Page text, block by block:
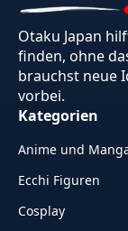
Otaku Japan
finden, ohne
brauchst neue
vorbei.
Kategorien
Anime und
Ecchi Figuren
Cosplay